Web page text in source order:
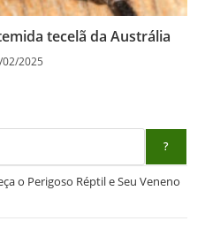
tecelã da Austrália
02/2025
?
o Perigoso Réptil e Seu Veneno